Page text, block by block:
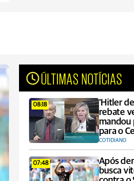
ÚLTIMAS NOTÍCIAS
08:18
'Hitler
rebate
mandou
para o
COTIDIANO
07:48
Após
busca